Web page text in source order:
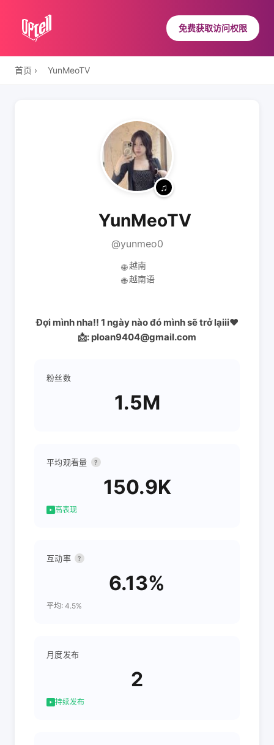
免费获取访问权限
首页 › ㅤYunMeoTV
ㅤYunMeoTV
@yunmeo0
🌐 越南
🌐 越南语
Đợi mình nha!! 1 ngày nào đó mình sẽ trở lạiii❤️
📩: ploan9404@gmail.com
粉丝数
1.5M
平均观看量 ?
150.9K
高表现
互动率 ?
6.13%
平均: 4.5%
月度发布
2
持续发布